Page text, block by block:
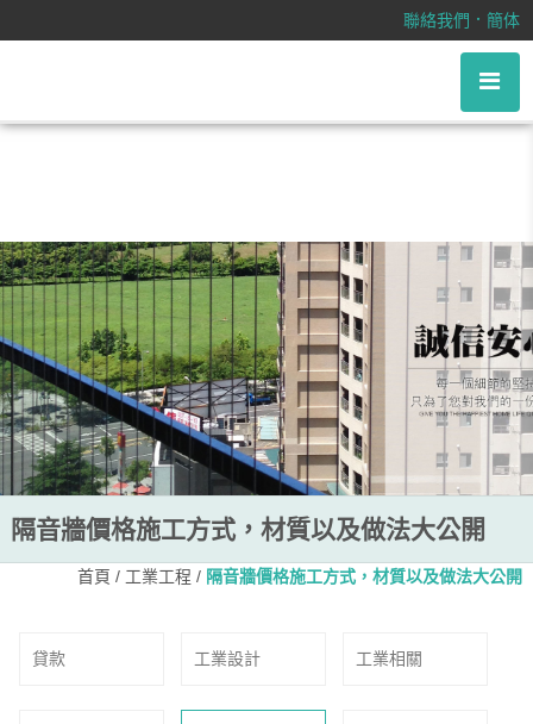
聯絡我們 ． 簡体
隔音牆價格施工方式，材質以及做法
隔音牆價格施工方式，材質以及做法大公開
首頁 / 工業工程/ 隔音牆價格施工方式，材質以及做法大公開
貸款 工業設計 工業相關